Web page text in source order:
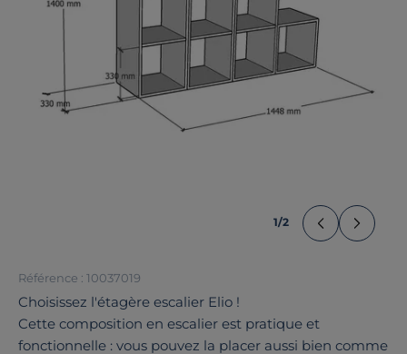
1/2
Référence : 10037019
Choisissez l'étagère escalier Elio !
Cette composition en escalier est pratique et
fonctionnelle : vous pouvez la placer aussi bien comme